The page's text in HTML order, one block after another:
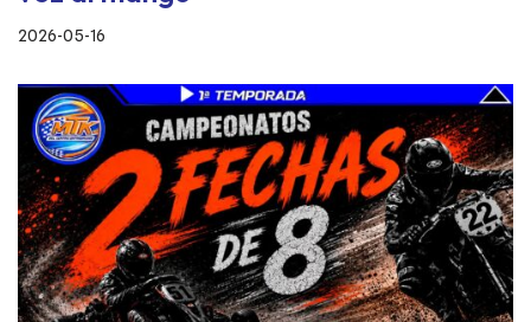
2026-05-16